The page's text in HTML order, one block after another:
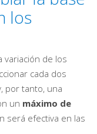
los
variación de los
cada dos
por tanto, una
un máximo de
será efectiva en las